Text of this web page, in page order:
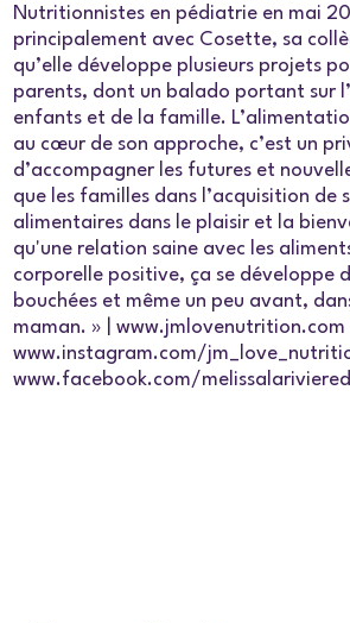
Nutritionnistes en pédiatrie en mai
principalement avec Cosette, sa
qu’elle développe plusieurs projets
parents, dont un balado portant sur
enfants et de la famille.
au cœur de son approche, c’est un
d’accompagner les futures et
que les familles dans l’acquisition de
alimentaires dans le plaisir et la
qu'une relation saine avec les
corporelle positive, ça se développe
bouchées et même un peu avant,
maman. » | www.jmlovenutrition.com |
www.instagram.com/
www.facebook.com/